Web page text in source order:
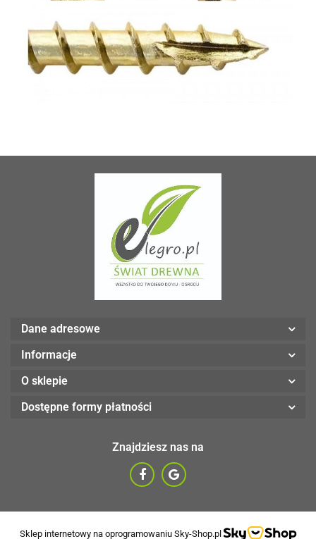
Dane adresowe
Informacje
O sklepie
Dostępne formy płatności
Znajdziesz nas na
Sklep internetowy na oprogramowaniu Sky-Shop.pl